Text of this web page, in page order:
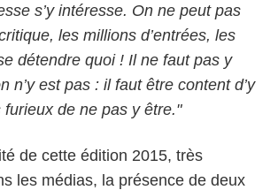
s’y intéresse. On ne peut pas
les millions d’entrées, les
détendre quoi ! Il ne faut pas y
n’y est pas : il faut être content d’y
de ne pas y être."
de cette édition 2015, très
les médias, la présence de deux